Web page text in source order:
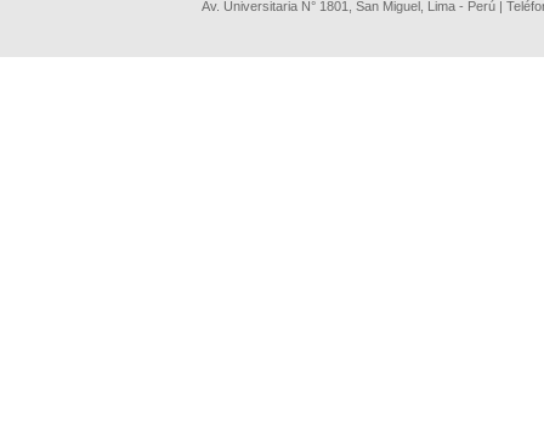
Av. Universitaria N° 1801, San Miguel, Lima - Perú |